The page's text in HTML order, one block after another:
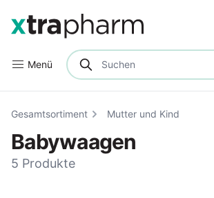
Menü
Gesamtsortiment Mutter und Kind
Babywaagen
5 Produkte